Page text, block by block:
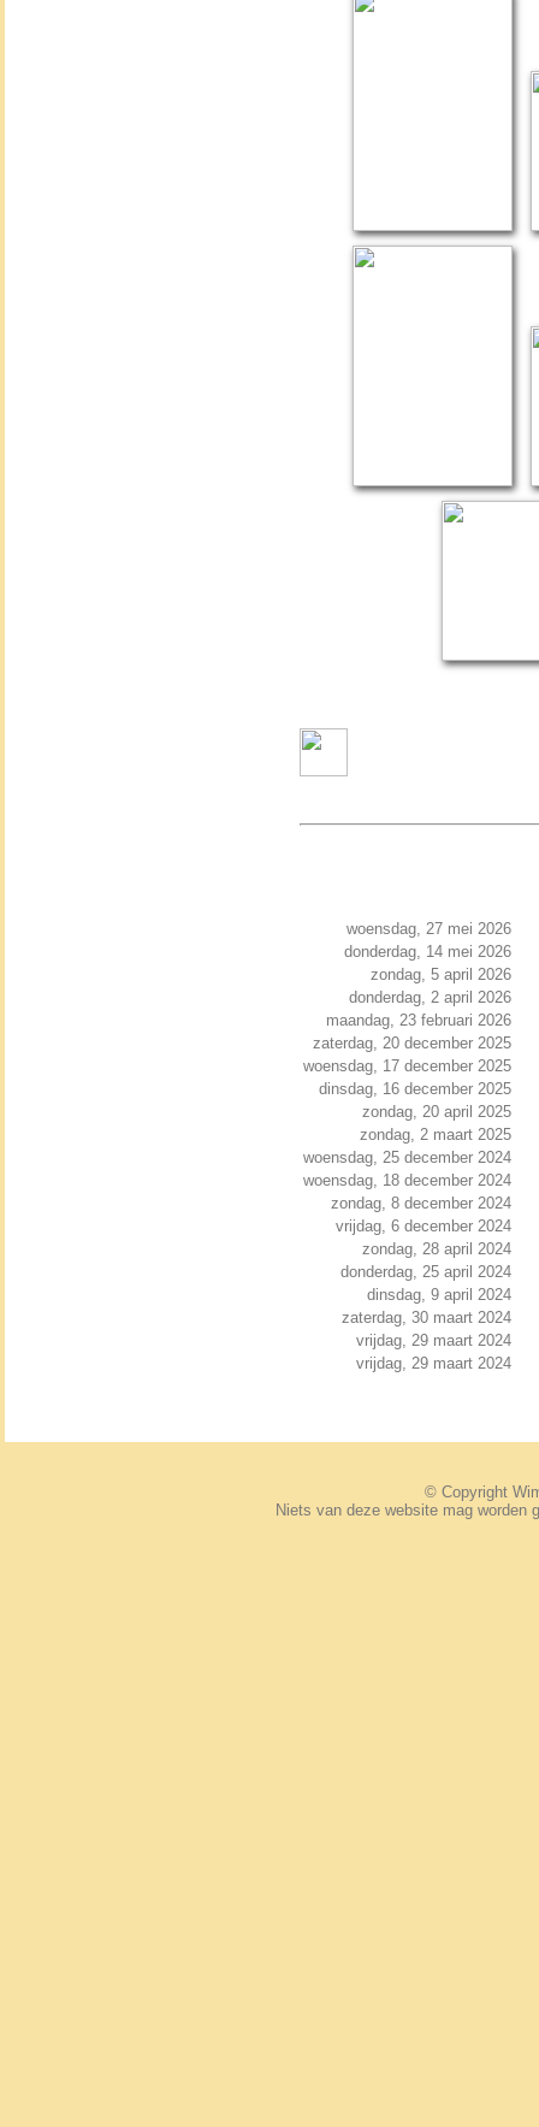
woensdag, 27 mei 2026
donderdag, 14 mei 2026
zondag, 5 april 2026
donderdag, 2 april 2026
maandag, 23 februari 2026
zaterdag, 20 december 2025
woensdag, 17 december 2025
dinsdag, 16 december 2025
zondag, 20 april 2025
zondag, 2 maart 2025
woensdag, 25 december 2024
woensdag, 18 december 2024
zondag, 8 december 2024
vrijdag, 6 december 2024
zondag, 28 april 2024
donderdag, 25 april 2024
dinsdag, 9 april 2024
zaterdag, 30 maart 2024
vrijdag, 29 maart 2024
vrijdag, 29 maart 2024
© Copyright
Niets van deze website mag worden